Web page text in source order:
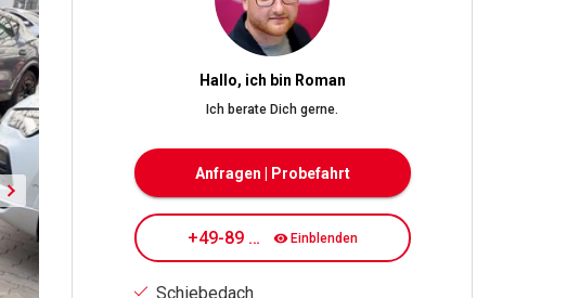
Hallo, ich bin Roman
Ich berate Dich gerne.
Anfragen | Probefahrt
+49-89 7080 84 176 Einblenden
Schiebedach